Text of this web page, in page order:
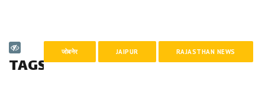
TAGS
जोबनेर JAIPUR RAJASTHAN NEWS